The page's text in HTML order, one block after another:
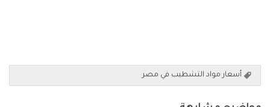
أسعار مواد التشطيب في مصر